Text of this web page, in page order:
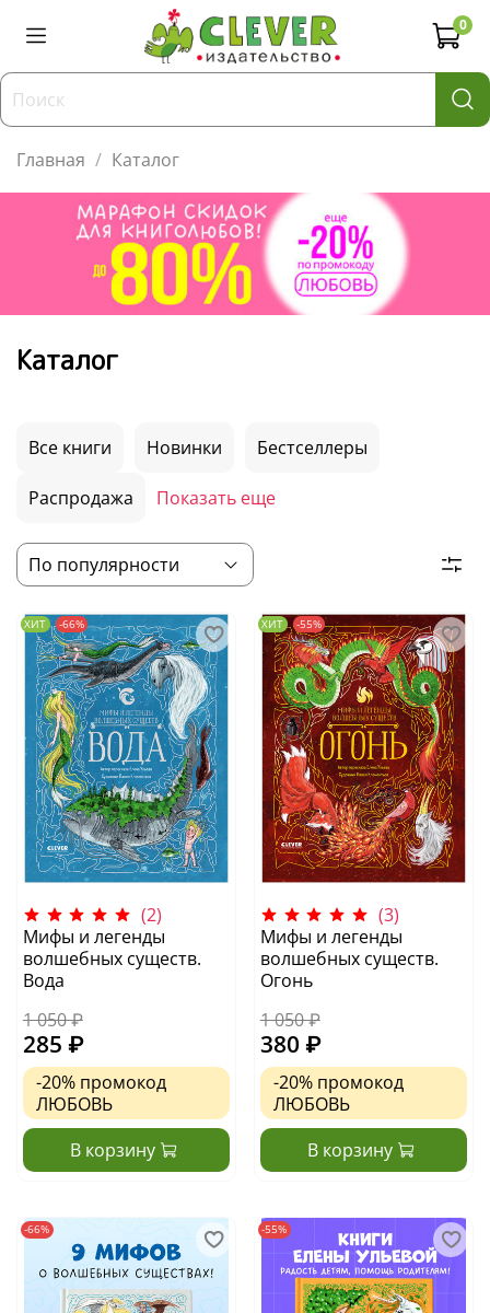
0
Главная Каталог
Каталог
Все книги Новинки Бестселлеры
Распродажа Показать еще
ХИТ -66%
(2)
Мифы и легенды
волшебных существ.
Вода
1 050 ₽
285 ₽
-20% промокод
ЛЮБОВЬ
В корзину
ХИТ -55%
(3)
Мифы и легенды
волшебных существ.
Огонь
1 050 ₽
380 ₽
-20% промокод
ЛЮБОВЬ
В корзину
-66% -55%